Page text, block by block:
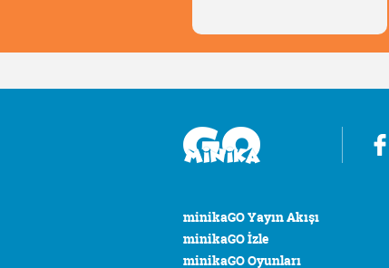
minikaGO Yayın Akışı
minikaGO İzle
minikaGO Oyunları